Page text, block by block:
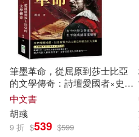
楊保忠 等 編著(1)
楊保忠等（編著）(1)
楊懷樂(1) 楚月(1)
段亞廣(1) 段安
大境(1) 大好書屋
學林出版社(1)
安徽美術出版社(1)
小樹文化(1)
筆墨革命，從屈原到莎士比亞
的文學傳奇：詩壇愛國者×史壇
散文家×詞壇白衣卿相×輿論界
驕子，古今中外文學家的生平
與成就深度解析
中文書
胡彧
9 折 $539 $599